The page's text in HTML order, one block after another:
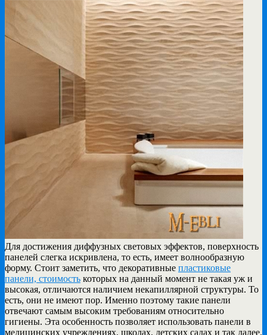
Для достижения диффузных световых эффектов, поверхность
панелей слегка искривлена, то есть, имеет волнообразную
форму. Стоит заметить, что декоративные пластиковые
панели, стоимость которых на данный момент не такая уж и
высокая, отличаются наличием некапиллярной структуры. То
есть, они не имеют пор. Именно поэтому такие панели
отвечают самым высоким требованиям относительно
гигиены. Эта особенность позволяет использовать панели в
медицинских учреждениях, школах, детских садах и так далее.